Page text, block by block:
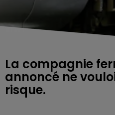
La compagnie
annoncé ne
risque.